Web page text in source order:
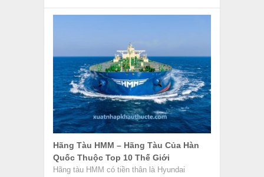
Hãng Tàu HMM – Hãng Tàu Của Hàn
Quốc Thuộc Top 10 Thế Giới
Hãng tàu HMM có tiền thân là Hyundai